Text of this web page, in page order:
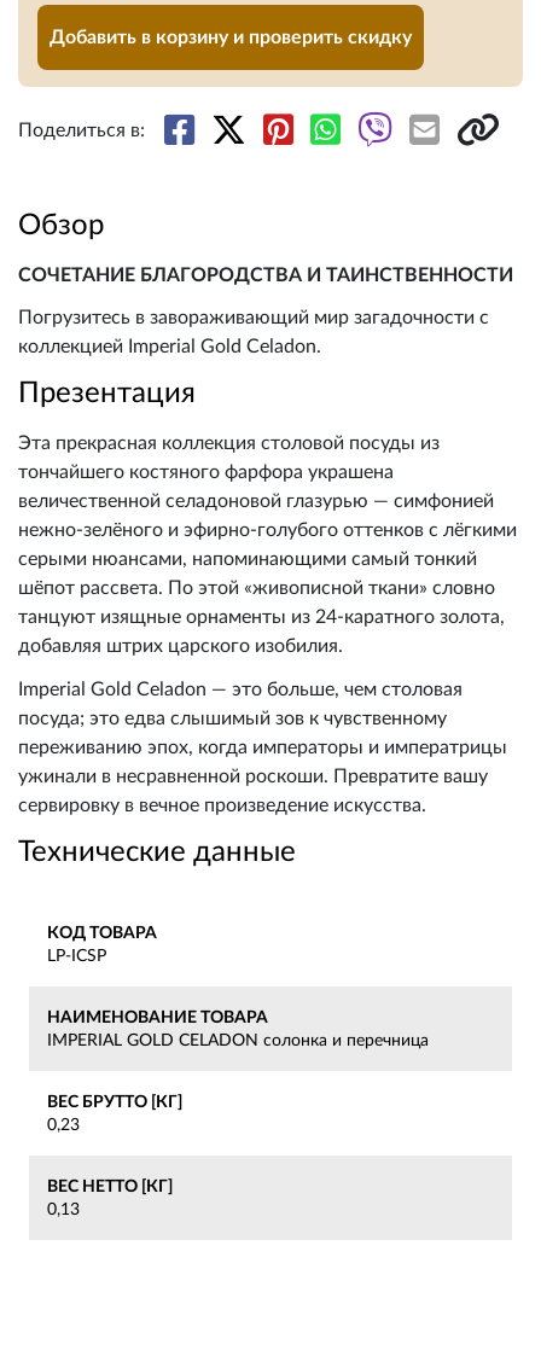
Добавить в корзину и проверить скидку
Поделиться в:
Обзор
СОЧЕТАНИЕ БЛАГОРОДСТВА И ТАИНСТВЕННОСТИ
Погрузитесь в завораживающий мир загадочности с
коллекцией Imperial Gold Celadon.
Презентация
Эта прекрасная коллекция столовой посуды из
тончайшего костяного фарфора украшена
величественной селадоновой глазурью — симфонией
нежно-зелёного и эфирно-голубого оттенков с лёгкими
серыми нюансами, напоминающими самый тонкий
шёпот рассвета. По этой «живописной ткани» словно
танцуют изящные орнаменты из 24-каратного золота,
добавляя штрих царского изобилия.
Imperial Gold Celadon — это больше, чем столовая
посуда; это едва слышимый зов к чувственному
переживанию эпох, когда императоры и императрицы
ужинали в несравненной роскоши. Превратите вашу
сервировку в вечное произведение искусства.
Технические данные
КОД ТОВАРА
LP-ICSP
НАИМЕНОВАНИЕ ТОВАРА
IMPERIAL GOLD CELADON солонка и перечница
ВЕС БРУТТО [КГ]
0,23
ВЕС НЕТТО [КГ]
0,13